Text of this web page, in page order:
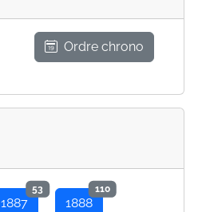
Ordre chrono
1887
53
1888
110